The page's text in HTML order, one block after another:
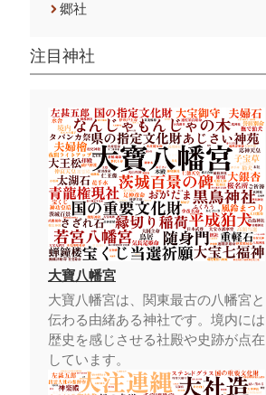
郷社
注目神社
大寶八幡宮
大寶八幡宮は、関東最古の八幡宮と
伝わる由緒ある神社です。境内には
歴史を感じさせる社殿や史跡が点在
しています。